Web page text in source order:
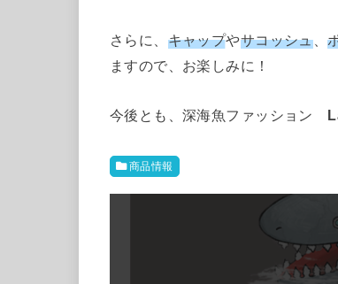
さらに、 キャップやサコッシュ、
ますので、お楽しみに！
今後とも、深海魚ファッション
商品情報